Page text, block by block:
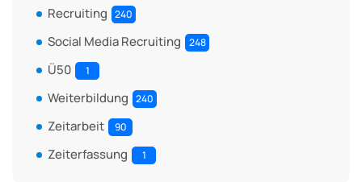
Recruiting 240
Social Media Recruiting 248
Ü50 1
Weiterbildung 240
Zeitarbeit 90
Zeiterfassung 1